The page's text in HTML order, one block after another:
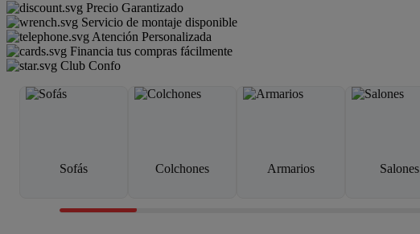
Precio Garantizado
Servicio de montaje disponible
Atención Personalizada
Financia tus compras fácilmente
Club Confo
Sofás Colchones Armarios Salones